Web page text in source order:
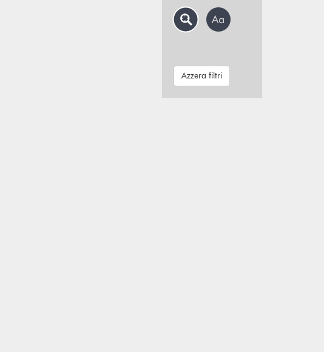
Azzera filtri